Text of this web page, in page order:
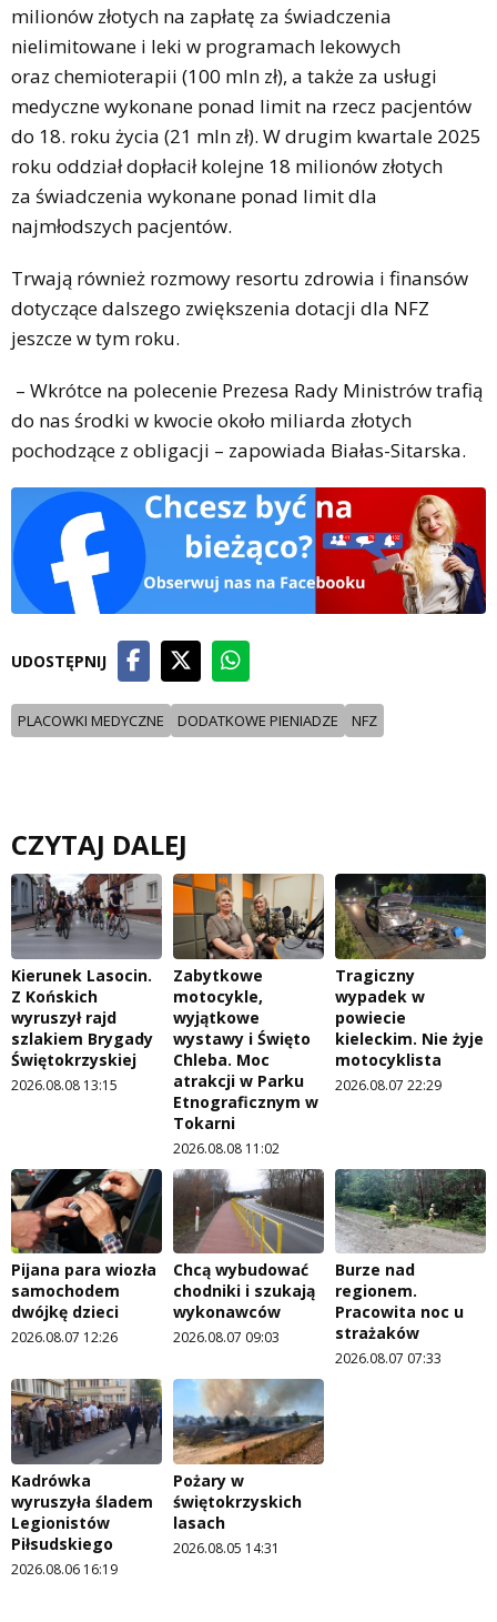
milionów złotych na zapłatę za świadczenia
nielimitowane i leki w programach lekowych
oraz chemioterapii (100 mln zł), a także za usługi
medyczne wykonane ponad limit na rzecz pacjentów
do 18. roku życia (21 mln zł). W drugim kwartale 2025
roku oddział dopłacił kolejne 18 milionów złotych
za świadczenia wykonane ponad limit dla
najmłodszych pacjentów.
Trwają również rozmowy resortu zdrowia i finansów
dotyczące dalszego zwiększenia dotacji dla NFZ
jeszcze w tym roku.
– Wkrótce na polecenie Prezesa Rady Ministrów trafią
do nas środki w kwocie około miliarda złotych
pochodzące z obligacji – zapowiada Białas-Sitarska.
UDOSTĘPNIJ
PLACOWKI MEDYCZNE DODATKOWE PIENIADZE NFZ
CZYTAJ DALEJ
Kierunek Lasocin.
Z Końskich
wyruszył rajd
szlakiem Brygady
Świętokrzyskiej
2026.08.08 13:15
Zabytkowe
motocykle,
wyjątkowe
wystawy i Święto
Chleba. Moc
atrakcji w Parku
Etnograficznym w
Tokarni
2026.08.08 11:02
Tragiczny
wypadek w
powiecie
kieleckim. Nie żyje
motocyklista
2026.08.07 22:29
Pijana para wiozła
samochodem
dwójkę dzieci
2026.08.07 12:26
Chcą wybudować
chodniki i szukają
wykonawców
2026.08.07 09:03
Burze nad
regionem.
Pracowita noc u
strażaków
2026.08.07 07:33
Kadrówka
wyruszyła śladem
Legionistów
Piłsudskiego
2026.08.06 16:19
Pożary w
świętokrzyskich
lasach
2026.08.05 14:31